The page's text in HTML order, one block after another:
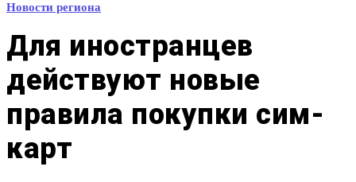
Новости региона
Для иностранцев
действуют новые
правила покупки сим-
карт